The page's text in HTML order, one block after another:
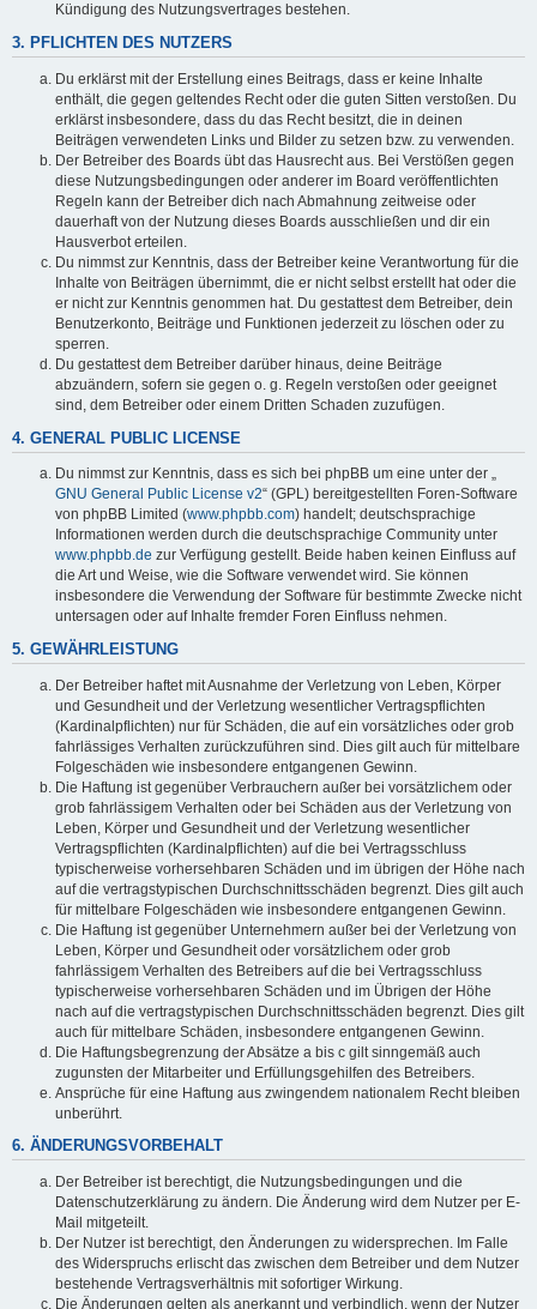
Kündigung des Nutzungsvertrages bestehen.
3. PFLICHTEN DES NUTZERS
Du erklärst mit der Erstellung eines Beitrags, dass er keine Inhalte
enthält, die gegen geltendes Recht oder die guten Sitten verstoßen. Du
erklärst insbesondere, dass du das Recht besitzt, die in deinen
Beiträgen verwendeten Links und Bilder zu setzen bzw. zu verwenden.
Der Betreiber des Boards übt das Hausrecht aus. Bei Verstößen gegen
diese Nutzungsbedingungen oder anderer im Board veröffentlichten
Regeln kann der Betreiber dich nach Abmahnung zeitweise oder
dauerhaft von der Nutzung dieses Boards ausschließen und dir ein
Hausverbot erteilen.
Du nimmst zur Kenntnis, dass der Betreiber keine Verantwortung für die
Inhalte von Beiträgen übernimmt, die er nicht selbst erstellt hat oder die
er nicht zur Kenntnis genommen hat. Du gestattest dem Betreiber, dein
Benutzerkonto, Beiträge und Funktionen jederzeit zu löschen oder zu
sperren.
Du gestattest dem Betreiber darüber hinaus, deine Beiträge
abzuändern, sofern sie gegen o. g. Regeln verstoßen oder geeignet
sind, dem Betreiber oder einem Dritten Schaden zuzufügen.
4. GENERAL PUBLIC LICENSE
Du nimmst zur Kenntnis, dass es sich bei phpBB um eine unter der „
GNU General Public License v2“ (GPL) bereitgestellten Foren-Software
von phpBB Limited (www.phpbb.com) handelt; deutschsprachige
Informationen werden durch die deutschsprachige Community unter
www.phpbb.de zur Verfügung gestellt. Beide haben keinen Einfluss auf
die Art und Weise, wie die Software verwendet wird. Sie können
insbesondere die Verwendung der Software für bestimmte Zwecke nicht
untersagen oder auf Inhalte fremder Foren Einfluss nehmen.
5. GEWÄHRLEISTUNG
Der Betreiber haftet mit Ausnahme der Verletzung von Leben, Körper
und Gesundheit und der Verletzung wesentlicher Vertragspflichten
(Kardinalpflichten) nur für Schäden, die auf ein vorsätzliches oder grob
fahrlässiges Verhalten zurückzuführen sind. Dies gilt auch für mittelbare
Folgeschäden wie insbesondere entgangenen Gewinn.
Die Haftung ist gegenüber Verbrauchern außer bei vorsätzlichem oder
grob fahrlässigem Verhalten oder bei Schäden aus der Verletzung von
Leben, Körper und Gesundheit und der Verletzung wesentlicher
Vertragspflichten (Kardinalpflichten) auf die bei Vertragsschluss
typischerweise vorhersehbaren Schäden und im übrigen der Höhe nach
auf die vertragstypischen Durchschnittsschäden begrenzt. Dies gilt auch
für mittelbare Folgeschäden wie insbesondere entgangenen Gewinn.
Die Haftung ist gegenüber Unternehmern außer bei der Verletzung von
Leben, Körper und Gesundheit oder vorsätzlichem oder grob
fahrlässigem Verhalten des Betreibers auf die bei Vertragsschluss
typischerweise vorhersehbaren Schäden und im Übrigen der Höhe
nach auf die vertragstypischen Durchschnittsschäden begrenzt. Dies gilt
auch für mittelbare Schäden, insbesondere entgangenen Gewinn.
Die Haftungsbegrenzung der Absätze a bis c gilt sinngemäß auch
zugunsten der Mitarbeiter und Erfüllungsgehilfen des Betreibers.
Ansprüche für eine Haftung aus zwingendem nationalem Recht bleiben
unberührt.
6. ÄNDERUNGSVORBEHALT
Der Betreiber ist berechtigt, die Nutzungsbedingungen und die
Datenschutzerklärung zu ändern. Die Änderung wird dem Nutzer per E-
Mail mitgeteilt.
Der Nutzer ist berechtigt, den Änderungen zu widersprechen. Im Falle
des Widerspruchs erlischt das zwischen dem Betreiber und dem Nutzer
bestehende Vertragsverhältnis mit sofortiger Wirkung.
Die Änderungen gelten als anerkannt und verbindlich, wenn der Nutzer